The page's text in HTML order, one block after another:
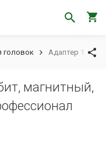
головок Адаптер 1/4"F-
магнитный,